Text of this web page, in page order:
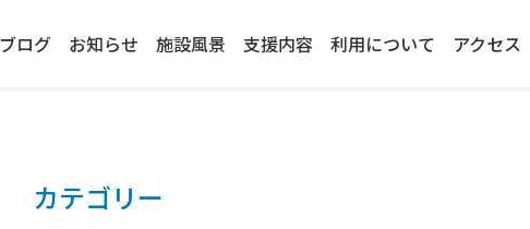
ブログ お知らせ 施設風景 支援内容 利用について アクセス
カテゴリー